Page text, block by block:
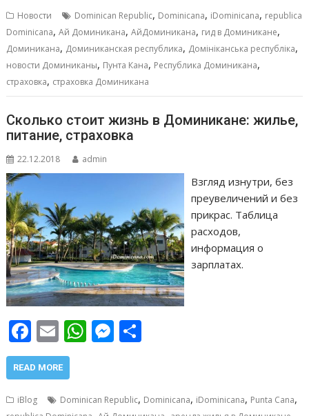
b
o
o
k
l s
A
p
p
e
n
g
er
р
а
в
и
т
ь
Новости Dominican Republic, Dominicana, iDominicana, republica
Dominicana,Ай Доминикана,АйДоминикана, гид в Доминикане,
Доминикана, Доминиканская республика, Домініканська республіка,
новости Доминиканы, Пунта Кана, Республика Доминикана,
страховка, страховка Доминикана
Сколько стоит жизнь в Доминикане: жилье,
питание, страховка
22.12.2018 admin
Взгляд изнутри, без
преувеличений и без
прикрас. Таблица
расходов,
информация о
зарплатах.
F
ac
e
b
E
m
ai
l
W
s
M
e р
READ MORE
iBlog Dominican Republic, Dominicana, iDominicana, Punta Cana,